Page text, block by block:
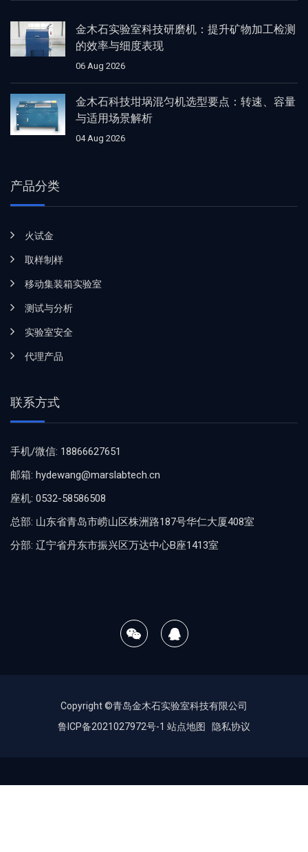
金木石实验室科技研磨机：提升矿物加工检测
的效率与细度表现
06 Aug 2026
金木石科技坩埚混匀机选型要点：转速、容量
与适用场景解析
04 Aug 2026
产品分类
火试金
取样制样
移动集装箱实验室
测试与分析
实验室安全
代理产品
联系方式
手机/微信: 18866627651
邮箱: hydewang@marslabtech.cn
座机: 0532-58586508
总部: 山东省青岛市崂山区株洲路187号华仁大厦408室
分部: 辽宁省丹东市振兴区万达中心B座1413室
Copyright ©青岛金木石实验室科技有限公司
鲁ICP备2021027972号-1 站点地图 隐私协议